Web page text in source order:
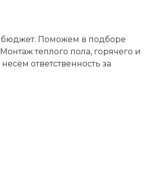
бюджет. Поможем в подборе
теплого пола, горячего и
ответственность за